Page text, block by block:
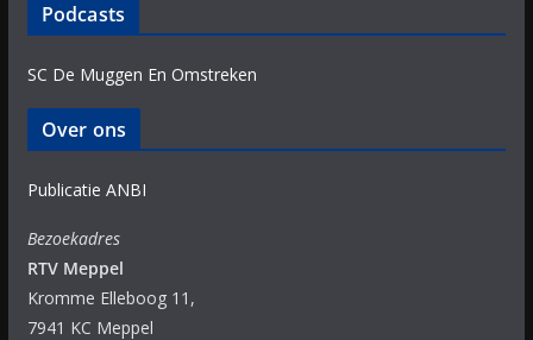
Podcasts
SC De Muggen En Omstreken
Over ons
Publicatie ANBI
Bezoekadres
RTV Meppel
Kromme Elleboog 11,
7941 KC Meppel